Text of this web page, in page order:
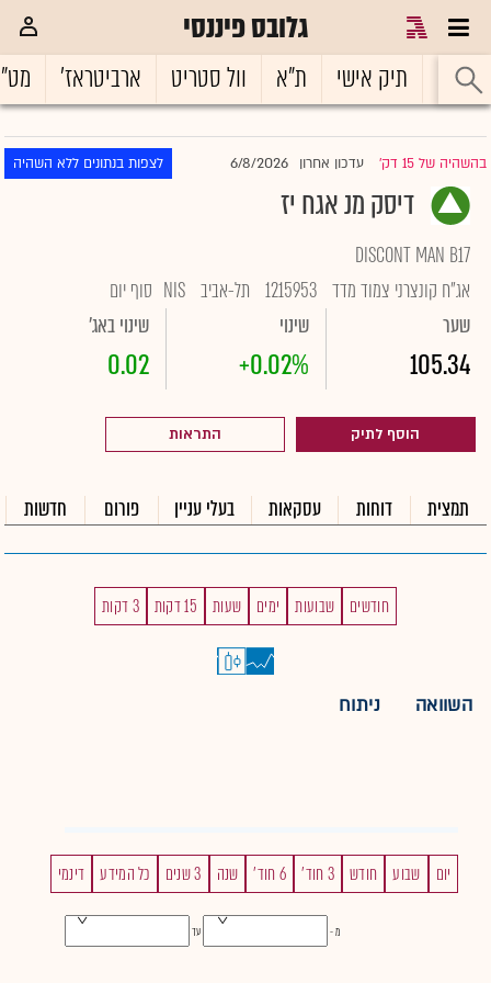
גלובס פיננסי
ראשי תיק אישי ת"א וול סטריט ארביטראז'
בהשהיה של 15 דק' |עדכון אחרון 6/8/2026 לצפות בנתונים ללא השהיה
דיסק מנ אגח יז
DISCONT MAN B17
אג"ח קונצרני צמוד מדד 1215953 תל-אביב NIS סוף יום
שער
105.34
שינוי
+0.02%
שינוי באג'
0.02
הוסף לתיק התראות
תמצית דוחות עסקאות בעלי עניין פורום חדשות
חודשים שבועות ימים שעות 15 דקות 3 דקות
השוואה ניתוח
יום שבוע חודש 3 חוד' 6 חוד' שנה 3 שנים כל המידע דינמי
מ - עד